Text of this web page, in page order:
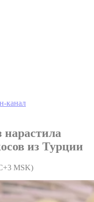
канал
нарастила
из Турции
MSK)